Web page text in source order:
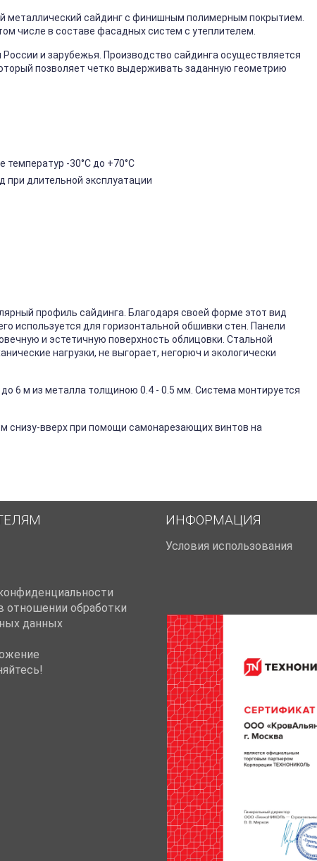
металлический сайдинг с финишным полимерным покрытием.
числе в составе фасадных систем с утеплителем.
и зарубежья. Производство сайдинга осуществляется
позволяет четко выдерживать заданную геометрию
-30°C до +70°C
при длительной эксплуатации
профиль сайдинга. Благодаря своей форме этот вид
используется для горизонтальной обшивки стен. Панели
и эстетичную поверхность облицовки. Стальной
нагрузки, не выгорает, негорюч и экологически
6 м из металла толщиною 0.4 - 0.5 мм. Система монтируется
снизу-вверх при помощи самонарезающих винтов на
отношении обработки
данных
ИНФОРМАЦИЯ
Условия использования